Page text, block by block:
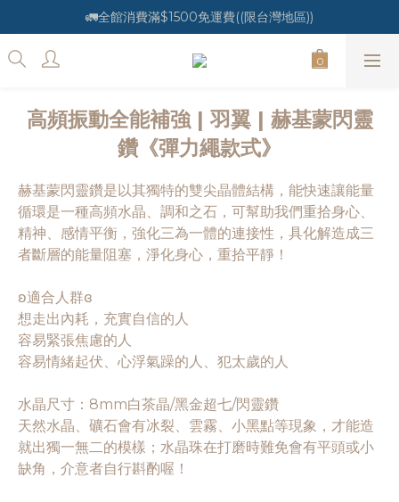
🚛全館消費滿$1500免運費((限台灣地區))
高頻振動全能補強 | 羽翼 | 赫基蒙閃靈
鑽《彈力繩款式》
赫基蒙閃靈鑽是以其獨特的雙尖晶體結構，能快速讓能量
循環是一種高頻水晶、調和之石，可幫助我們重拾身心、
精神、感情平衡，強化三為一體的連接性，具化解造成三
者斷層的能量阻塞，淨化身心，重拾平靜！
ʚ適合人群ɞ
想走出內耗，充實自信的人
容易緊張焦慮的人
容易情緒起伏、心浮氣躁的人、犯太歲的人
水晶尺寸：8mm白茶晶/黑金超七/閃靈鑽
天然水晶、礦石會有冰裂、雲霧、小黑點等現象，才能造
就出獨一無二的模樣；水晶珠在打磨時難免會有平頭或小
缺角，介意者自行斟酌喔！